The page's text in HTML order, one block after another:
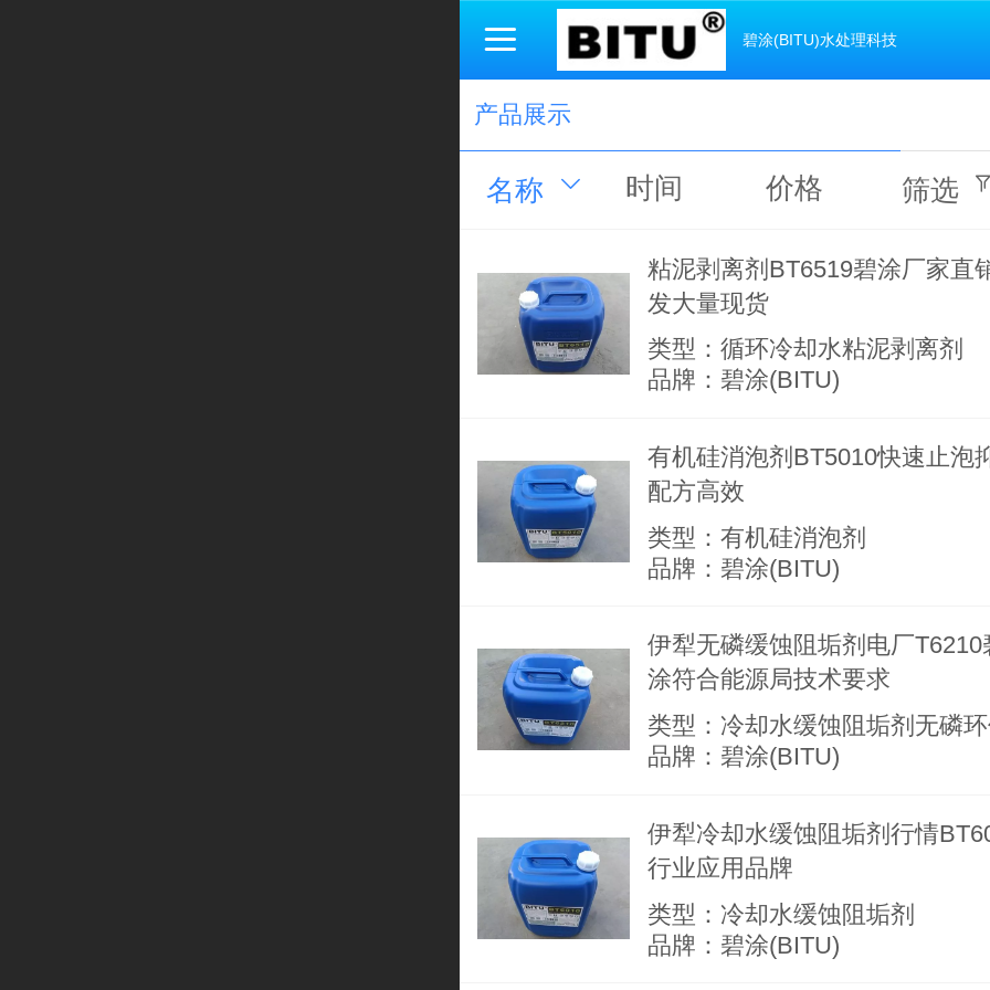
碧涂(BITU)水处理科技
产品展示
名称 时间 价格 筛选
粘泥剥离剂BT6519碧涂厂家直
发大量现货
类型：循环冷却水粘泥剥离剂
品牌：碧涂(BITU)
有机硅消泡剂BT5010快速止泡
配方高效
类型：有机硅消泡剂
品牌：碧涂(BITU)
伊犁无磷缓蚀阻垢剂电厂T6210
涂符合能源局技术要求
类型：冷却水缓蚀阻垢剂无磷
品牌：碧涂(BITU)
伊犁冷却水缓蚀阻垢剂行情
行业应用品牌
类型：冷却水缓蚀阻垢剂
品牌：碧涂(BITU)